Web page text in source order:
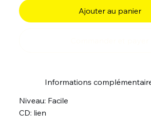
Ajouter au panier
Informations
Niveau: Facile
CD: lien